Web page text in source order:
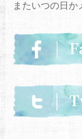
またいつの日か